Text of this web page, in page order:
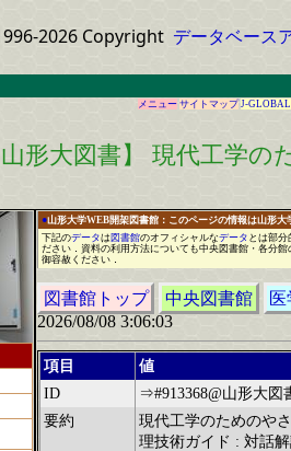
2026 Copyright データベース
メニュー サイトマップ J-GLOBAL
山形大図書】 現代工学
●山形大学WEB開架図書館：このページの情報は山形大
下記のデータは 図書館のオフィシャルなデータ と は部分
ださい ． 資料の利用方法についても中央図書館 ・ 各分館
御容赦ください ．
図書館トップ 中央図書館
2026/08/08 3:06:03
項目
値
ID
⇒#913368@山形大図
要約
現代工学のためのや
理技術ガイド : 対話